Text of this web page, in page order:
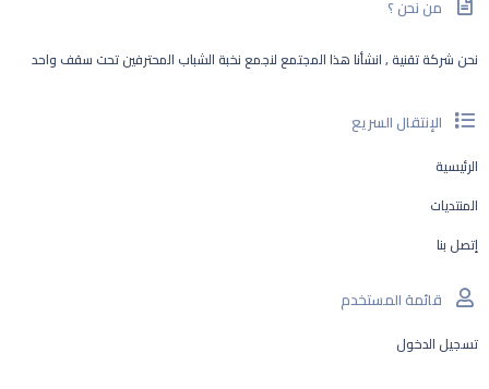
من نحن ؟
نحن شركة تقنية , انشأنا هذا المجتمع لنجمع نخبة الشباب المحترفين تحت سقف واحد
الإنتقال السريع
الرئيسية
المنتديات
إتصل بنا
قائمة المستخدم
تسجيل الدخول